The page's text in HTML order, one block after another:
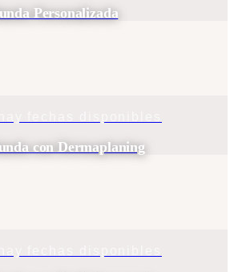
Personalizada
con Dermaplaning